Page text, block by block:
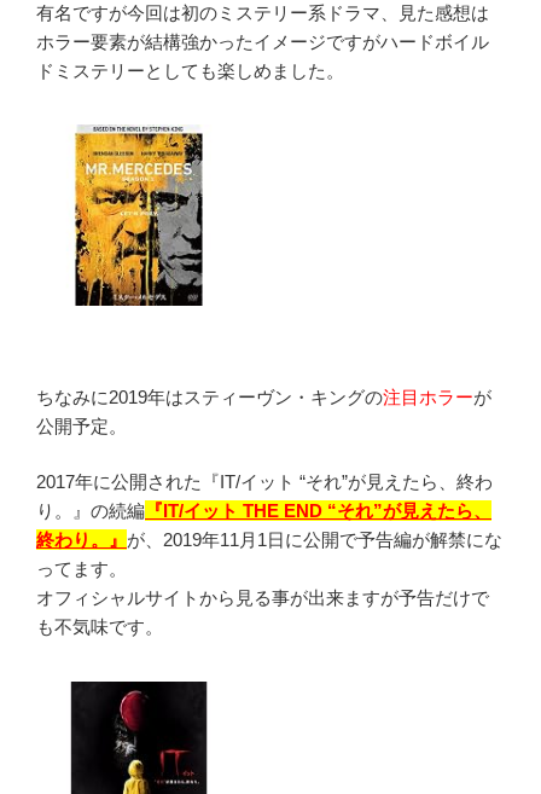
有名ですが今回は初のミステリー系ドラマ、見た感想は
ホラー要素が結構強かったイメージですがハードボイル
ドミステリーとしても楽しめました。
ちなみに2019年はスティーヴン・キングの注目ホラーが
公開予定。
2017年に公開された『IT/イット “それ”が見えたら、終わ
り。』の続編 『IT/イット THE END “それ”が見えたら、
終わり。』 が、2019年11月1日に公開で予告編が解禁にな
ってます。
オフィシャルサイトから見る事が出来ますが予告だけで
も不気味です。